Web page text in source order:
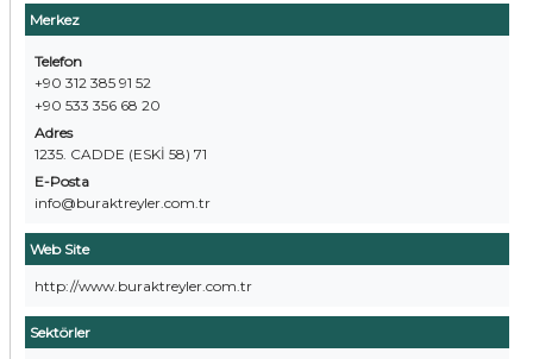
Merkez
Telefon
+90 312 385 91 52
+90 533 356 68 20
Adres
1235. CADDE (ESKİ 58) 71
E-Posta
info@buraktreyler.com.tr
Web Site
http://www.buraktreyler.com.tr
Sektörler